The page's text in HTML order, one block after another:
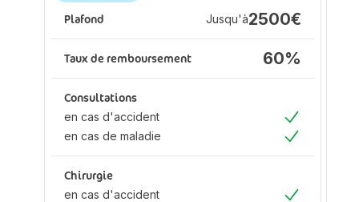
Plafond Jusqu'à2500€
Taux de remboursement 60%
Consultations
en cas d'accident
en cas de maladie
Oui
Oui
Chirurgie
en cas d'accident